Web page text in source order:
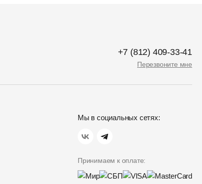
+7 (812) 409-33-41
Перезвоните мне
Мы в социальных сетях:
Принимаем к оплате: